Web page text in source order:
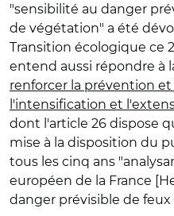
"sensibilité au danger
de végétation" a été
Transition écologique ce
entend aussi répondre à
renforcer la prévention
l'intensification et
dont l'article 26 dispose
mise à la disposition du
tous les cinq ans "
européen de la France
danger prévisible de